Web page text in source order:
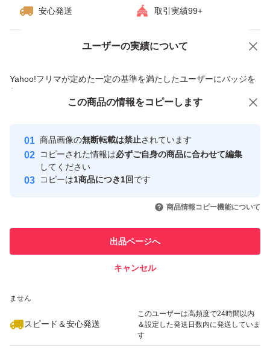
安心発送 取引実績99+
ユーザーの実績について
Yahoo!フリマが定めた一定の基準を満たしたユーザーにバッジを
付与しています
安心取引出品者
心・安全なユーザーです
取引実績
引を完了させた実績があります
での取引実績があります
ません
スピード＆安心発送
このユーザーは高頻度で24時間以内
＆設定した発送日数内に発送していま
す
価格の相談 商品への質問
この商品の情報をコピーします
商品画像の無断転載は禁止されています
コピーされた情報は必ずご自身の商品に合わせて編集
してください
コピーは1商品につき1回です
商品情報コピー機能について
出品ページへ
キャンセル
この商品をみている人にオススメ